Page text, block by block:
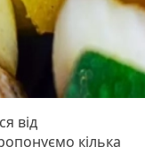
від
кілька